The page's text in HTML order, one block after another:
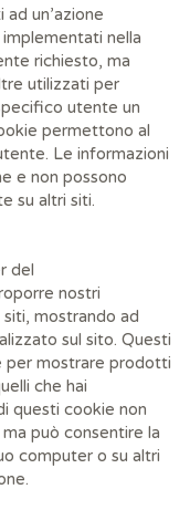
un’azione
nella
richiesto, ma
utilizzati per
utente un
permettono al
Le informazioni
e non possono
su altri siti.
del
nostri
mostrando ad
sul sito. Questi
per mostrare prodotti
che hai
questi cookie non
può consentire la
computer o su altri